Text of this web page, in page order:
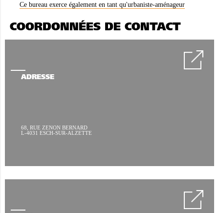
Ce bureau exerce également en tant qu'urbaniste-aménageur
COORDONNÉES DE CONTACT
ADRESSE
68, RUE ZENON BERNARD
L-4031 ESCH-SUR-ALZETTE